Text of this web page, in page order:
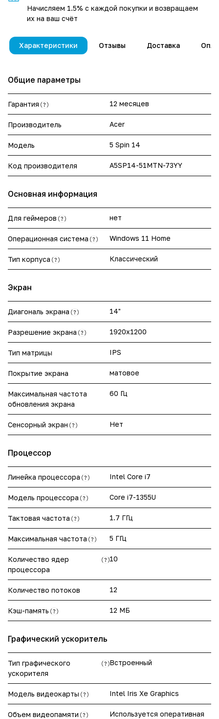
Начисляем 1.5% с каждой покупки и возвращаем
их на ваш счёт
Характеристики Отзывы Доставка
Общие параметры
Гарантия ? 12 месяцев
Производитель Acer
Модель 5 Spin 14
Код производителя A5SP14-51MTN-73YY
Основная информация
Для геймеров ? нет
Операционная система ? Windows 11 Home
Тип корпуса ? Классический
Экран
Диагональ экрана ? 14"
Разрешение экрана ? 1920x1200
Тип матрицы IPS
Покрытие экрана матовое
Максимальная частота
обновления экрана
60 Гц
Сенсорный экран ? Нет
Процессор
Линейка процессора ? Intel Core i7
Модель процессора ? Core i7-1355U
Тактовая частота ? 1.7 ГГц
Максимальная частота ? 5 ГГц
Количество ядер
процессора
? 10
Количество потоков 12
Кэш-память ? 12 МБ
Графический ускоритель
Тип графического
ускорителя
? Встроенный
Модель видеокарты ? Intel Iris Xe Graphics
Объем видеопамяти ? Используется оперативная